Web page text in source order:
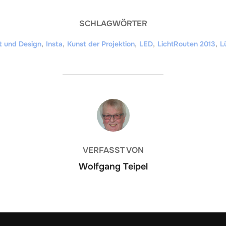
SCHLAGWÖRTER
und Design, Insta, Kunst der Projektion, LED, LichtRouten 2013,
BEITRAGSAUTOR
VERFASST VON
Wolfgang Teipel